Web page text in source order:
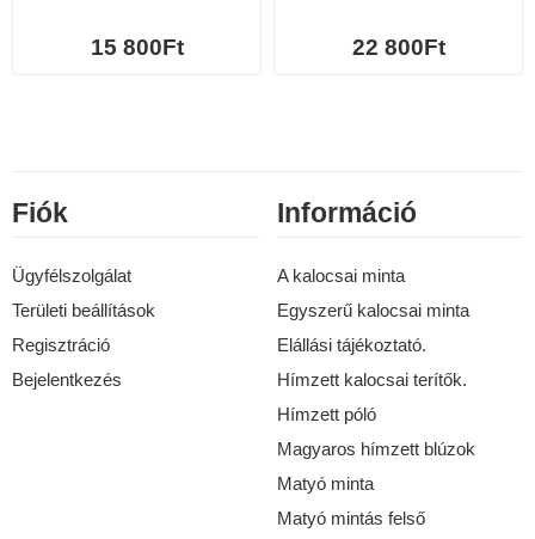
15 800Ft 22 800Ft
Fiók
Ügyfélszolgálat
Területi beállítások
Regisztráció
Bejelentkezés
Információ
A kalocsai minta
Egyszerű kalocsai minta
Elállási tájékoztató.
Hímzett kalocsai terítők.
Hímzett póló
Magyaros hímzett blúzok
Matyó minta
Matyó mintás felső